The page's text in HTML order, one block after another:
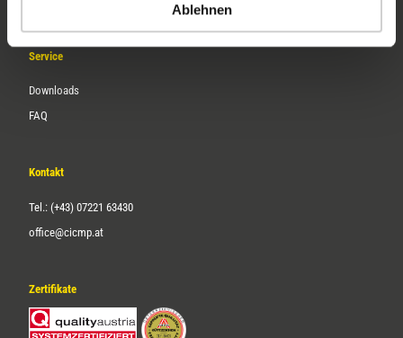
Ablehnen
Service
Downloads
FAQ
Kontakt
Tel.: (+43) 07221 63430
office@cicmp.at
Zertifikate